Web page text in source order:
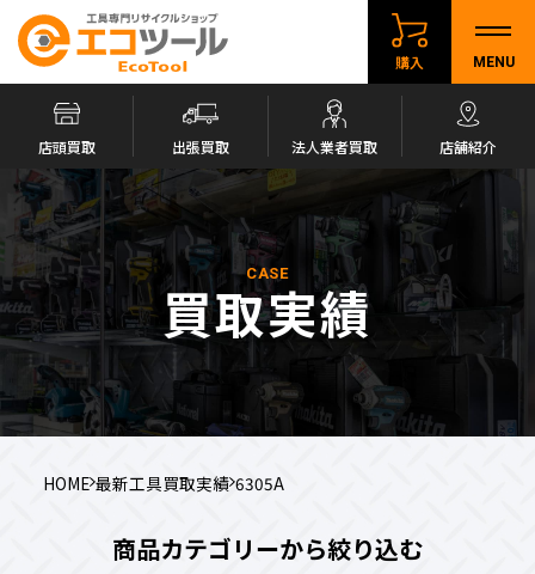
購入 MENU
店頭買取 出張買取 法人業者買取 店舗紹介
CASE
買取実績
HOME 最新工具買取実績 6305A
商品カテゴリーから絞り込む